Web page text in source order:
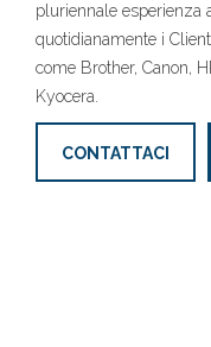
pluriennale esperienza
quotidianamente i
come Brother, Canon,
Kyocera.
CONTATTACI